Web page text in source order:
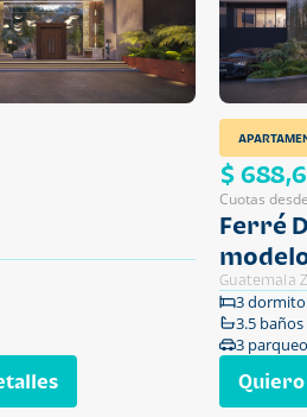
$
Cuotas
Ferré
Guatemala
3
3.5 baños
3